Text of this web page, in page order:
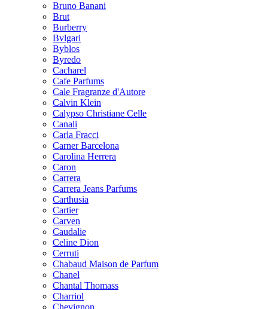
Bruno Banani
Brut
Burberry
Bvlgari
Byblos
Byredo
Cacharel
Cafe Parfums
Cale Fragranze d'Autore
Calvin Klein
Calypso Christiane Celle
Canali
Carla Fracci
Carner Barcelona
Carolina Herrera
Caron
Carrera
Carrera Jeans Parfums
Carthusia
Cartier
Carven
Caudalie
Celine Dion
Cerruti
Chabaud Maison de Parfum
Chanel
Chantal Thomass
Charriol
Chevignon